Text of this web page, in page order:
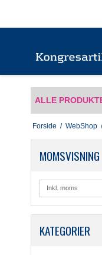
ALLE
Forside / WebShop /
MOMSVISNING
KATEGORIER